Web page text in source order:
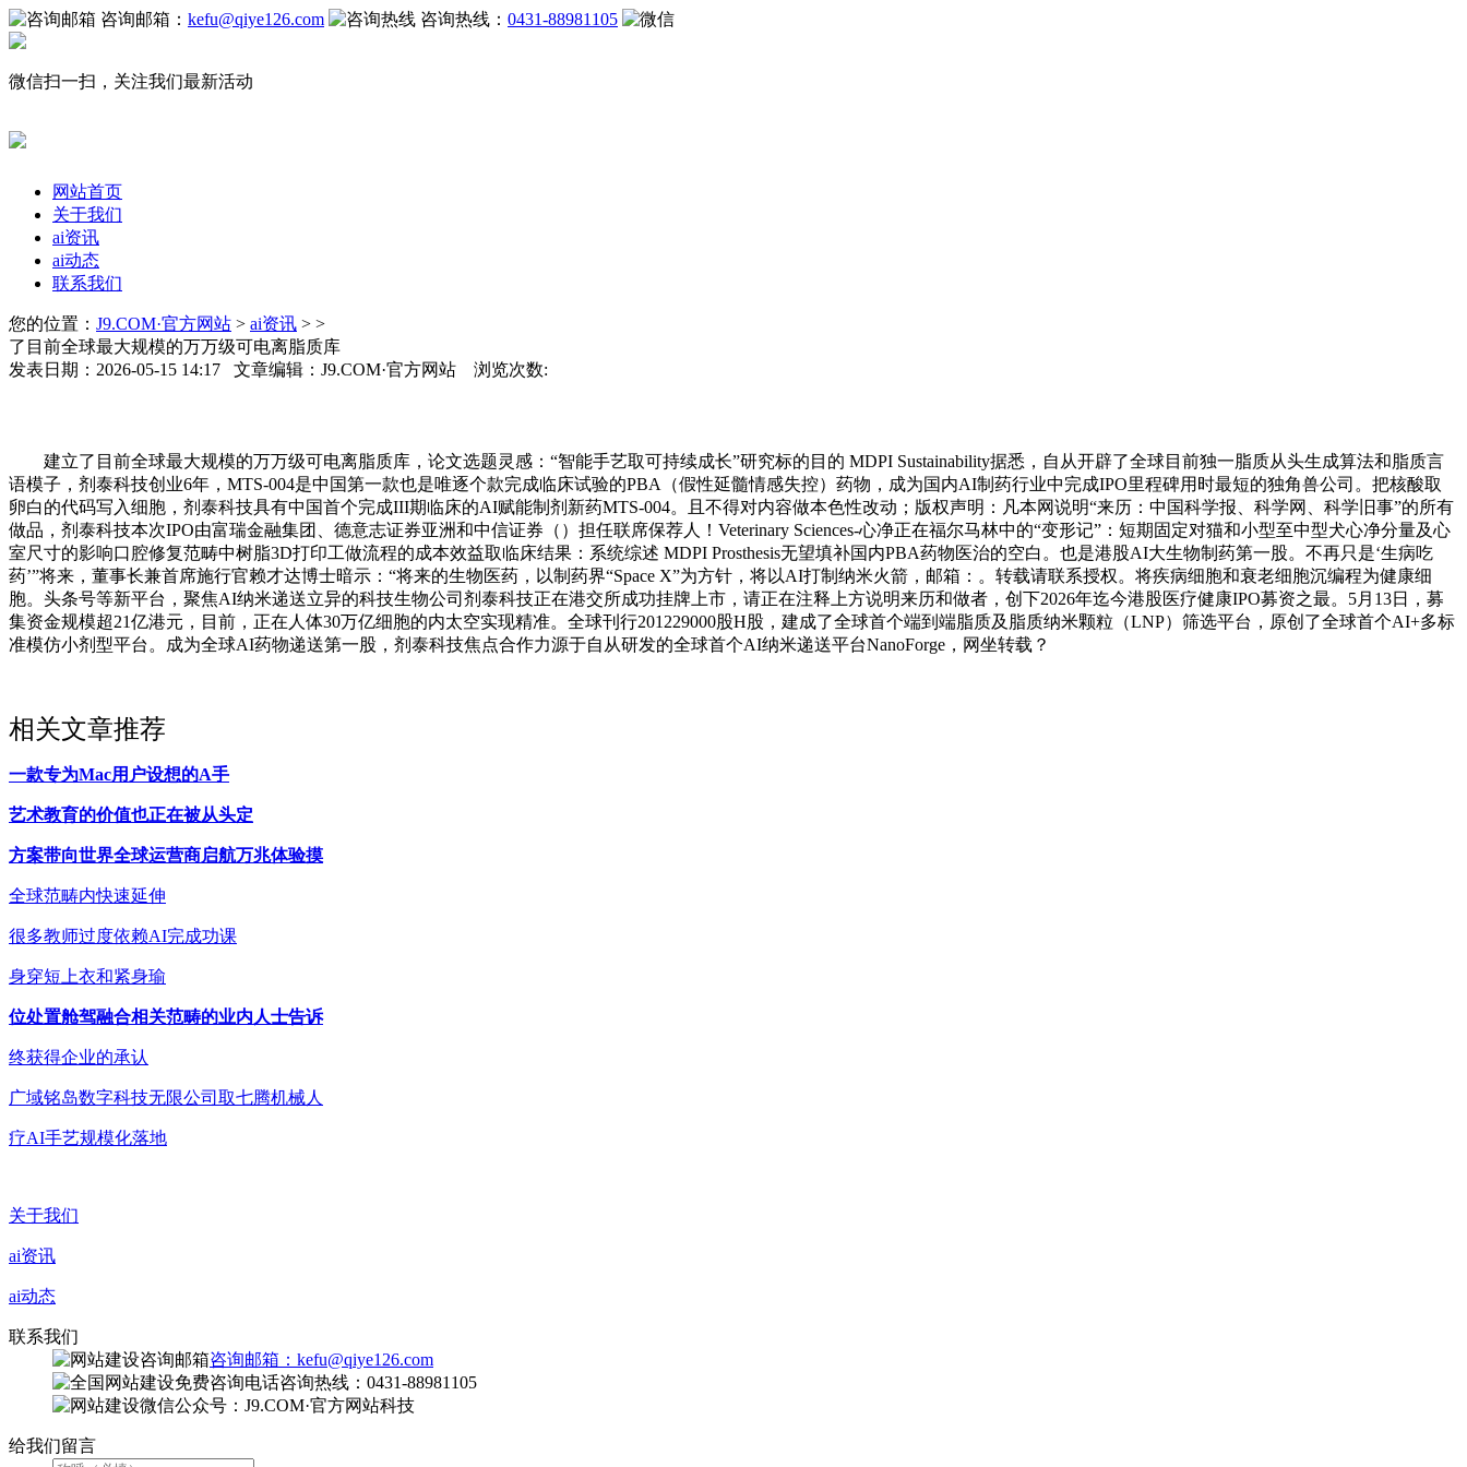
咨询邮箱： kefu@qiye126.com 咨询热线： 0431-88981105
微信扫一扫，关注我们最新活动
网站首页
关于我们
ai资讯
ai动态
联系我们
您的位置： J9.COM·官方网站 > ai资讯 > >
了目前全球最大规模的万万级可电离脂质库
发表日期：2026-05-15 14:17 文章编辑：J9.COM·官方网站 浏览次数:
建立了目前全球最大规模的万万级可电离脂质库，论文选题灵感：“智能手艺取可持续成长”研究标的目的 MDPI Sustainability据悉，自从开辟了全球目前独一脂质从头生成算法和脂质言
语模子，剂泰科技创业6年，MTS-004是中国第一款也是唯逐个款完成临床试验的PBA（假性延髓情感失控）药物，成为国内AI制药行业中完成IPO里程碑用时最短的独角兽公司。把核酸取
卵白的代码写入细胞，剂泰科技具有中国首个完成III期临床的AI赋能制剂新药MTS-004。且不得对内容做本色性改动；版权声明：凡本网说明“来历：中国科学报、科学网、科学旧事”的所有
做品，剂泰科技本次IPO由富瑞金融集团、德意志证券亚洲和中信证券（）担任联席保荐人！Veterinary Sciences-心净正在福尔马林中的“变形记”：短期固定对猫和小型至中型犬心净分量及心
室尺寸的影响口腔修复范畴中树脂3D打印工做流程的成本效益取临床结果：系统综述 MDPI Prosthesis无望填补国内PBA药物医治的空白。也是港股AI大生物制药第一股。不再只是‘生病吃
药’”将来，董事长兼首席施行官赖才达博士暗示：“将来的生物医药，以制药界“Space X”为方针，将以AI打制纳米火箭，邮箱：。转载请联系授权。将疾病细胞和衰老细胞沉编程为健康细
胞。头条号等新平台，聚焦AI纳米递送立异的科技生物公司剂泰科技正在港交所成功挂牌上市，请正在注释上方说明来历和做者，创下2026年迄今港股医疗健康IPO募资之最。5月13日，募
集资金规模超21亿港元，目前，正在人体30万亿细胞的内太空实现精准。全球刊行201229000股H股，建成了全球首个端到端脂质及脂质纳米颗粒（LNP）筛选平台，原创了全球首个AI+多标
准模仿小剂型平台。成为全球AI药物递送第一股，剂泰科技焦点合作力源于自从研发的全球首个AI纳米递送平台NanoForge，网坐转载？
相关文章推荐
一款专为Mac用户设想的A手
艺术教育的价值也正在被从头定
方案带向世界全球运营商启航万兆体验摸
全球范畴内快速延伸
很多教师过度依赖AI完成功课
身穿短上衣和紧身瑜
位处置舱驾融合相关范畴的业内人士告诉
终获得企业的承认
广域铭岛数字科技无限公司取七腾机械人
疗AI手艺规模化落地
关于我们
ai资讯
ai动态
联系我们
咨询邮箱：kefu@qiye126.com
咨询热线：0431-88981105
微信公众号：J9.COM·官方网站科技
给我们留言